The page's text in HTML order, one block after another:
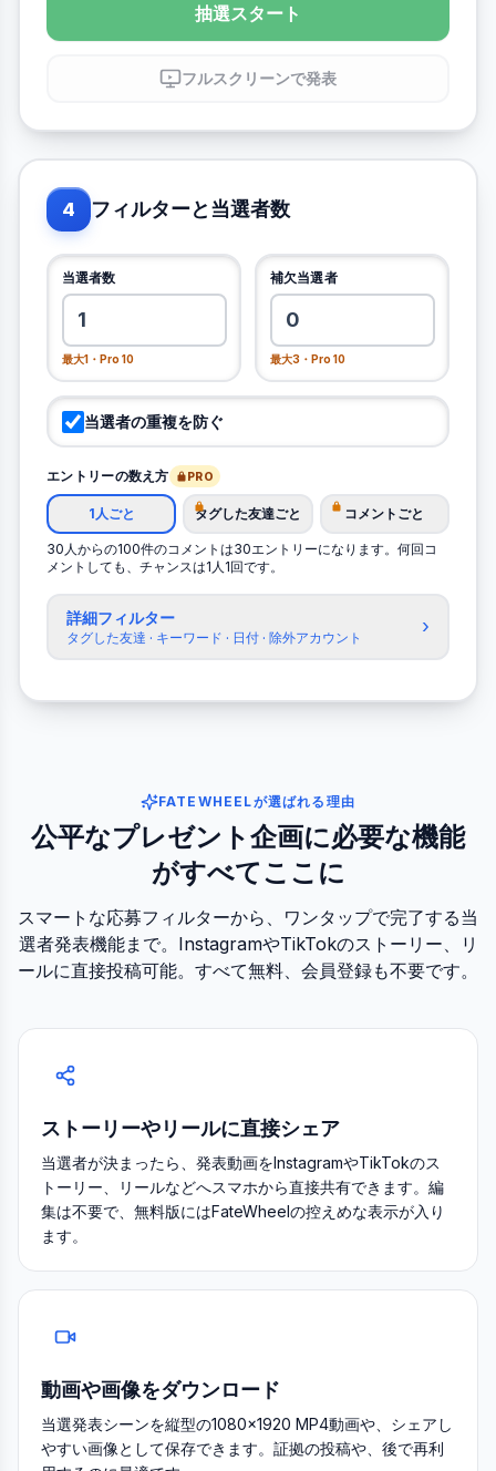
4 フィルターと当選者数
当選者数
最大1・Pro 10
補欠当選者
最大3・Pro 10
当選者の重複を防ぐ
エントリーの数え方 PRO
1人ごと タグした友達ごと コメントごと
30人からの100件のコメントは30エントリーになります。何回コ
メントしても、チャンスは1人1回です。
詳細フィルター
タグした友達 · キーワード · 日付 · 除外アカウント ›
抽選スタート
フルスクリーンで発表
FATEWHEELが選ばれる理由
公平なプレゼント企画に必要な機能
がすべてここに
スマートな応募フィルターから、ワンタップで完了する当
選者発表機能まで。InstagramやTikTokのストーリー、リ
ールに直接投稿可能。すべて無料、会員登録も不要です。
ストーリーやリールに直接シェア
当選者が決まったら、発表動画をInstagramやTikTokのス
トーリー、リールなどへスマホから直接共有できます。編
集は不要で、無料版にはFateWheelの控えめな表示が入り
ます。
動画や画像をダウンロード
当選発表シーンを縦型の1080×1920 MP4動画や、シェアし
やすい画像として保存できます。証拠の投稿や、後で再利